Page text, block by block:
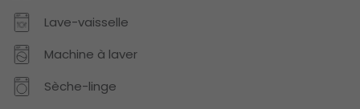
Lave-vaisselle
Machine à laver
Sèche-linge